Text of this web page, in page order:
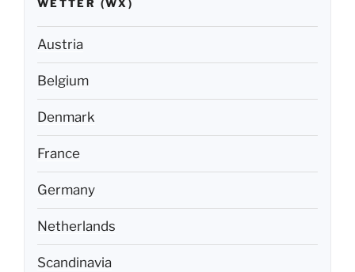
WETTER (WX)
Austria
Belgium
Denmark
France
Germany
Netherlands
Scandinavia